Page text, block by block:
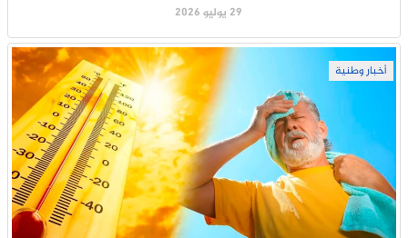
29 يوليو 2026
أخبار وطنية